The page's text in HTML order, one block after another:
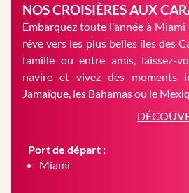
NOS CROISIÈRES AUX
Embarquez toute l'année à
rêve vers les plus belles îles des
famille ou entre amis, laissez-
navire et vivez des moments
Jamaïque, les Bahamas ou le
Port de départ :
Miami